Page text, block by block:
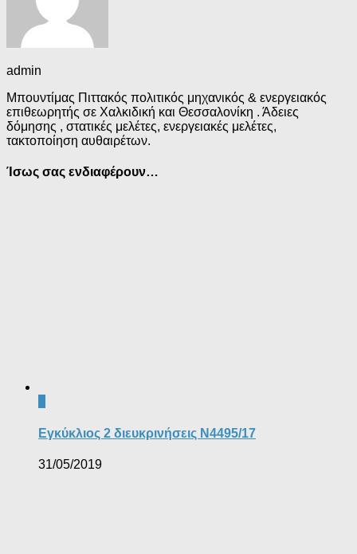
admin
Μπουντίμας Πιττακός πολιτικός μηχανικός & ενεργειακός
επιθεωρητής σε Χαλκιδική και Θεσσαλονίκη . Άδειες
δόμησης , στατικές μελέτες, ενεργειακές μελέτες,
τακτοποίηση αυθαιρέτων.
Ίσως σας ενδιαφέρουν…
Εγκύκλιος 2 διευκρινήσεις Ν4495/17
31/05/2019